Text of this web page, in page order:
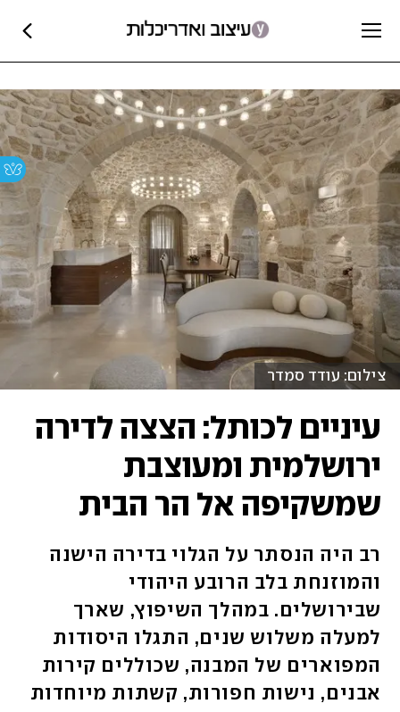
צילום: עודד סמדר
עיניים לכותל: הצצה לדירה
ירושלמית ומעוצבת
שמשקיפה אל הר הבית
רב היה הנסתר על הגלוי בדירה הישנה
והמוזנחת בלב הרובע היהודי
שבירושלים. במהלך השיפוץ, שארך
למעלה משלוש שנים, התגלו היסודות
המפוארים של המבנה, שכוללים קירות
אבנים, נישות חפורות, קשתות מיוחדות